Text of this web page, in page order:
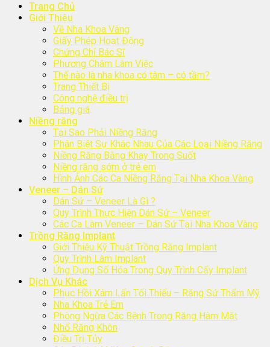
Trang Chủ
Giới Thiệu
Về Nha Khoa Vàng
Giấy Phép Hoạt Động
Chứng Chỉ Bác Sĩ
Phương Châm Làm Việc
Thế nào là nha khoa có tâm – có tầm?
Trang Thiết Bị
Công nghệ điều trị
Bảng giá
Niềng răng
Tại Sao Phải Niềng Răng
Phân Biệt Sự Khác Nhau Của Các Loại Niềng Răng
Niềng Răng Bằng Khay Trong Suốt
Niềng răng sớm ở trẻ em
Hình Ảnh Các Ca Niềng Răng Tại Nha Khoa Vàng
Veneer – Dán Sứ
Dán Sứ – Veneer Là Gì ?
Quy Trình Thực Hiện Dán Sứ – Veneer
Các Ca Làm Veneer – Dán Sứ Tại Nha Khoa Vàng
Trồng Răng Implant
Giới Thiệu Kỹ Thuật Trồng Răng Implant
Quy Trình Làm Implant
Ứng Dụng Số Hóa Trong Quy Trình Cấy Implant
Dịch Vụ Khác
Phục Hồi Xâm Lấn Tối Thiểu – Răng Sứ Thẩm Mỹ
Nha Khoa Trẻ Em
Phòng Ngừa Các Bệnh Trong Răng Hàm Mặt
Nhổ Răng Khôn
Điều Trị Tủy